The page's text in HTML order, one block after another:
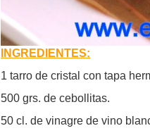
INGREDIENTES:
1 tarro de cristal con tapa
500 grs. de cebollitas.
50 cl. de vinagre de vino